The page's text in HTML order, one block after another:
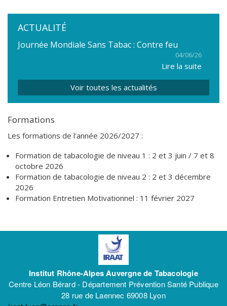
ACTUALITÉ
Journée Mondiale Sans Tabac : Contre feu
04/06/26
Lire la suite
Voir toutes les actualités
Formations
Les formations de l'année 2026/2027 :
Formation de tabacologie de niveau 1 : 2 et 3 juin / 7 et 8
octobre 2026
Formation de tabacologie de niveau 2 : 2 et 3 décembre
2026
Formation Entretien Motivationnel : 11 février 2027
Institut Rhône-Alpes Auvergne de Tabacologie
Centre Léon Bérard - Département Prévention Santé Publique
28 rue de Laennec 69008 Lyon